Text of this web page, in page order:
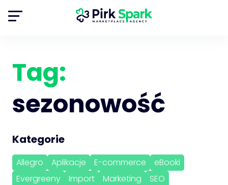
Tag:
sezonowość
Kategorie
Allegro Aplikacje E-commerce
eBooki
Evergreeny
Import Marketing
SEO